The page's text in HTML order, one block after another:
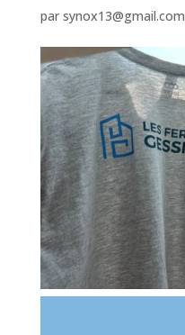
par synox13@gmail.com